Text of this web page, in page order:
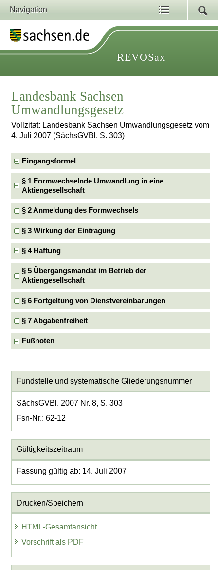
Navigation
REVOSax
Landesbank Sachsen
Umwandlungsgesetz
Vollzitat: Landesbank Sachsen Umwandlungsgesetz vom
4. Juli 2007 (SächsGVBl. S. 303)
Eingangsformel
§ 1 Formwechselnde Umwandlung in eine
Aktiengesellschaft
§ 2 Anmeldung des Formwechsels
§ 3 Wirkung der Eintragung
§ 4 Haftung
§ 5 Übergangsmandat im Betrieb der
Aktiengesellschaft
§ 6 Fortgeltung von Dienstvereinbarungen
§ 7 Abgabenfreiheit
Fußnoten
Fundstelle und systematische Gliederungsnummer
SächsGVBl. 2007 Nr. 8, S. 303
Fsn-Nr.: 62-12
Gültigkeitszeitraum
Fassung gültig ab: 14. Juli 2007
Drucken/Speichern
HTML-Gesamtansicht
Vorschrift als PDF